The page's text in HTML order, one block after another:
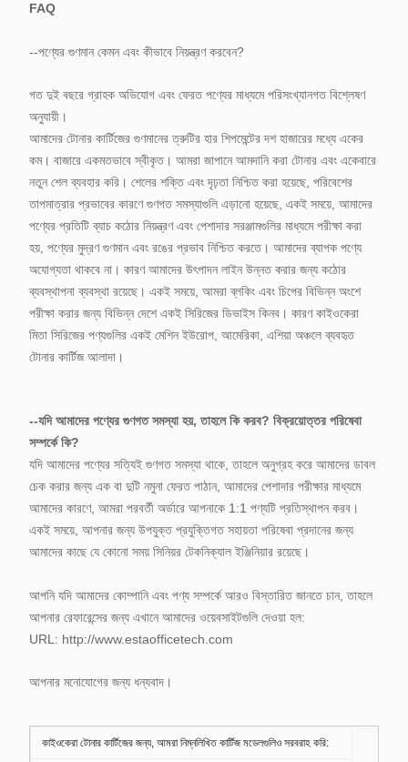
FAQ
--পণ্যের গুণমান কেমন এবং কীভাবে নিয়ন্ত্রণ করবেন?
গত দুই বছরে গ্রাহক অভিযোগ এবং ফেরত পণ্যের মাধ্যমে পরিসংখ্যানগত বিশ্লেষণ
অনুযায়ী।
আমাদের টোনার কার্টিজের গুণমানের ত্রুটির হার শিপমেন্টের দশ হাজারের মধ্যে একের
কম। বাজারে একমতভাবে স্বীকৃত। আমরা জাপানে আমদানি করা টোনার এবং একেবারে
নতুন শেল ব্যবহার করি। শেলের শক্তি এবং দৃঢ়তা নিশ্চিত করা হয়েছে, পরিবেশের
তাপমাত্রার প্রভাবের কারণে গুণগত সমস্যাগুলি এড়ানো হয়েছে, একই সময়ে, আমাদের
পণ্যের প্রতিটি ব্যাচ কঠোর নিয়ন্ত্রণ এবং পেশাদার সরঞ্জামগুলির মাধ্যমে পরীক্ষা করা
হয়, পণ্যের মুদ্রণ গুণমান এবং রঙের প্রভাব নিশ্চিত করতে। আমাদের ব্যাপক পণ্যে
অযোগ্যতা থাকবে না। কারণ আমাদের উৎপাদন লাইন উন্নত করার জন্য কঠোর
ব্যবস্থাপনা ব্যবস্থা রয়েছে। একই সময়ে, আমরা ব্লকিং এবং চিপের বিভিন্ন অংশে
পরীক্ষা করার জন্য বিভিন্ন দেশে একই সিরিজের ডিভাইস কিনব। কারণ কাইওকেরা
মিতা সিরিজের পণ্যগুলির একই মেশিন ইউরোপ, আমেরিকা, এশিয়া অঞ্চলে ব্যবহৃত
টোনার কার্টিজ আলাদা।
--যদি আমাদের পণ্যের গুণগত সমস্যা হয়, তাহলে কি করব? বিক্রয়োত্তর পরিষেবা
সম্পর্কে কি?
যদি আমাদের পণ্যের সত্যিই গুণগত সমস্যা থাকে, তাহলে অনুগ্রহ করে আমাদের ডাবল
চেক করার জন্য এক বা দুটি নমুনা ফেরত পাঠান, আমাদের পেশাদার পরীক্ষার মাধ্যমে
আমাদের কারণে, আমরা পরবর্তী অর্ডারে আপনাকে 1:1 পণ্যটি প্রতিস্থাপন করব।
একই সময়ে, আপনার জন্য উপযুক্ত প্রযুক্তিগত সহায়তা পরিষেবা প্রদানের জন্য
আমাদের কাছে যে কোনো সময় সিনিয়র টেকনিক্যাল ইঞ্জিনিয়ার রয়েছে।
আপনি যদি আমাদের কোম্পানি এবং পণ্য সম্পর্কে আরও বিস্তারিত জানতে চান, তাহলে
আপনার রেফারেন্সের জন্য এখানে আমাদের ওয়েবসাইটগুলি দেওয়া হল:
URL: http://www.estaofficetech.com
আপনার মনোযোগের জন্য ধন্যবাদ।
কাইওকেরা টোনার কার্টিজের জন্য, আমরা নিম্নলিখিত কার্টিজ মডেলগুলিও সরবরাহ করি: